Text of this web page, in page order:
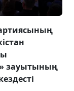
зауытының